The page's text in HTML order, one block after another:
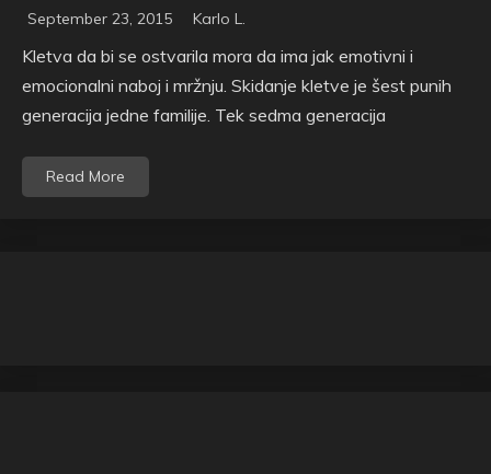
September 23, 2015 Karlo L.
Kletva da bi se ostvarila mora da ima jak emotivni i
emocionalni naboj i mržnju. Skidanje kletve je šest punih
generacija jedne familije. Tek sedma generacija
Read More